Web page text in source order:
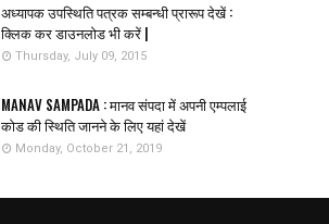
अध्यापक उपस्थिति पत्रक सम्बन्धी प्रारूप देखें :
क्लिक कर डाउनलोड भी करें |
Thursday, July 09, 2015
MANAV SAMPADA : मानव संपदा में अपनी एम्पलाई
कोड की स्थिति जानने के लिए यहां देखें
Monday, October 21, 2019